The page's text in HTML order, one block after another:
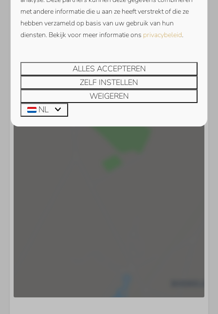
Toon kaart
met andere informatie die u aan ze heeft verstrekt of die ze
hebben verzameld op basis van uw gebruik van hun
diensten. Bekijk voor meer informatie ons privacybeleid.
ALLES ACCEPTEREN
ZELF INSTELLEN
WEIGEREN
NL